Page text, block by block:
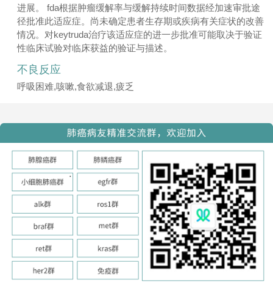
进展。 fda根据肿瘤缓解率与缓解持续时间数据经加速审批途
径批准此适应症。尚未确定患者生存期或疾病有关症状的改善
情况。对keytruda治疗该适应症的进一步批准可能取决于验证
性临床试验对临床获益的验证与描述。
不良反应
呼吸困难,咳嗽,食欲减退,疲乏